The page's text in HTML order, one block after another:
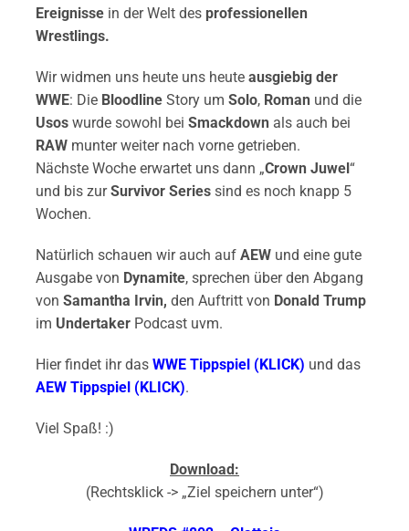
Ereignisse in der Welt desprofessionellen
Wrestlings.
Wir widmen uns heute uns heuteausgiebig der
WWE: Die BloodlineStory um Solo, Roman und die
Usoswurde sowohl bei Smackdown als auch bei
RAWmunter weiter nach vorne getrieben.
Nächste Woche erwartet uns dann „Crown Juwel“
und bis zurSurvivor Seriessind es noch knapp 5
Wochen.
Natürlich schauen wir auch auf AEWund eine gute
Ausgabe von Dynamite, sprechen über den Abgang
von Samantha Irvin, den Auftritt von Donald Trump
im UndertakerPodcast uvm.
Hier findet ihr das WWE Tippspiel (KLICK) und das
AEW Tippspiel (KLICK).
Viel Spaß! :)
Download:
(Rechtsklick -> „Ziel speichern unter“)